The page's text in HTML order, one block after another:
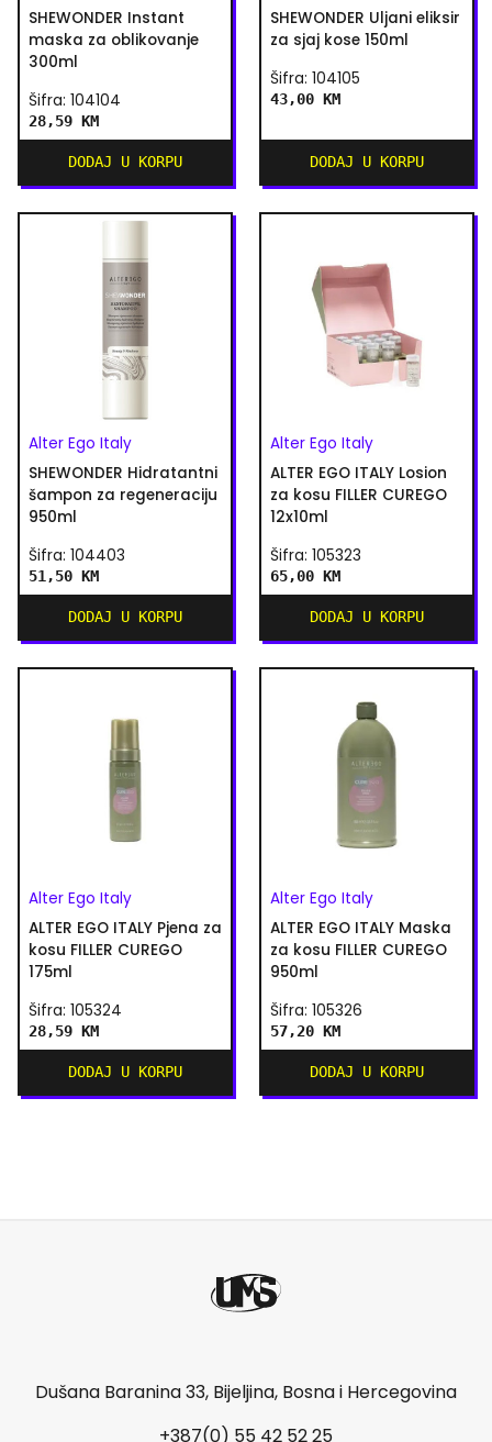
SHEWONDER Instant
maska za oblikovanje
300ml
Šifra: 104104
28,59 KM
DODAJ U KORPU
SHEWONDER Uljani eliksir
za sjaj kose 150ml
Šifra: 104105
43,00 KM
DODAJ U KORPU
Alter Ego Italy
SHEWONDER Hidratantni
šampon za regeneraciju
950ml
Šifra: 104403
51,50 KM
DODAJ U KORPU
Alter Ego Italy
ALTER EGO ITALY Losion
za kosu FILLER CUREGO
12x10ml
Šifra: 105323
65,00 KM
DODAJ U KORPU
Alter Ego Italy
ALTER EGO ITALY Pjena za
kosu FILLER CUREGO
175ml
Šifra: 105324
28,59 KM
DODAJ U KORPU
Alter Ego Italy
ALTER EGO ITALY Maska
za kosu FILLER CUREGO
950ml
Šifra: 105326
57,20 KM
DODAJ U KORPU
Dušana Baranina 33, Bijeljina, Bosna i Hercegovina
+387(0) 55 42 52 25